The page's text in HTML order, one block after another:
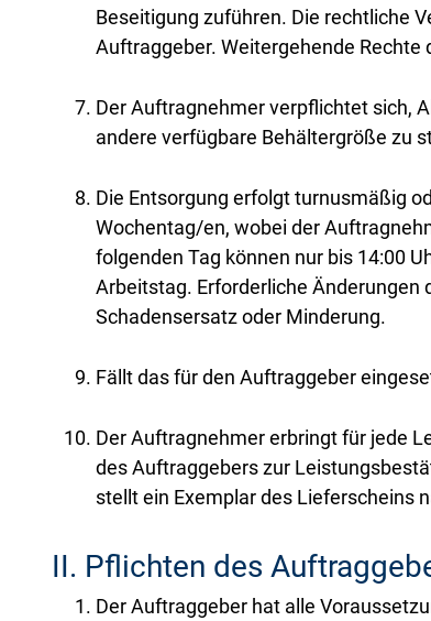
Beseitigung zuführen. Die rechtliche
Auftraggeber. Weitergehende
Der Auftragnehmer verpflichtet sich,
andere verfügbare Behältergröße zu
Die Entsorgung erfolgt turnusmäßig
Wochentag/en, wobei der
folgenden Tag können nur bis 14:00
Arbeitstag. Erforderliche Änderungen
Schadensersatz oder Minderung.
Fällt das für den Auftraggeber
Der Auftragnehmer erbringt für jede
des Auftraggebers zur
stellt ein Exemplar des Lieferscheins
II. Pflichten des
Der Auftraggeber hat alle